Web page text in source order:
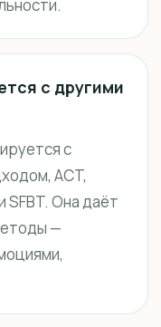
с другими
с
ACT,
SFBT. Она даёт
—